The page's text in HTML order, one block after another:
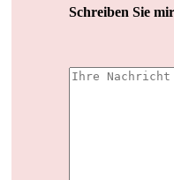
Schreiben Sie